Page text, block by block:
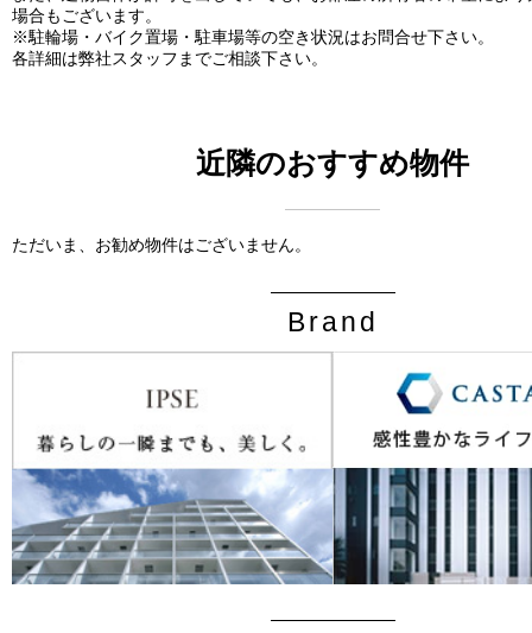
場合もございます。
※駐輪場・バイク置場・駐車場等の空き状況はお問合せ下さい。
各詳細は弊社スタッフまでご相談下さい。
近隣のおすすめ物件
ただいま、お勧め物件はございません。
Brand